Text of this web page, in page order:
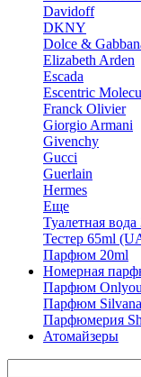
Davidoff
DKNY
Dolce &
Elizabeth Arden
Escada
Escentric
Franck Olivier
Giorgio Armani
Givenchy
Gucci
Guerlain
Hermes
Еще
Туалетная вода
Тестер 65ml
Парфюм 20ml
Номерная
Парфюм Onlyou
Парфюм Silvana
Парфюмерия
Атомайзеры